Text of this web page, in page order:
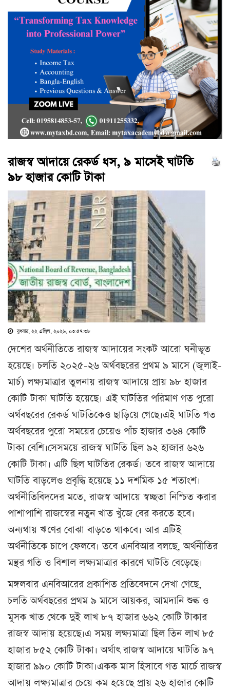
রাজস্ব আদায়ে রেকর্ড ধস, ৯ মাসেই ঘাটতি
৯৮ হাজার কোটি টাকা
বুধবার, ২২ এপ্রিল, ২০২৬, ০৩:৫৭:৩৮
দেশের অর্থনীতিতে রাজস্ব আদায়ের সংকট আরো ঘনীভূত
হয়েছে। চলতি ২০২৫-২৬ অর্থবছরের প্রথম ৯ মাসে (জুলাই-
মার্চ) লক্ষ্যমাত্রার তুলনায় রাজস্ব আদায়ে প্রায় ৯৮ হাজার
কোটি টাকা ঘাটতি হয়েছে। এই ঘাটতির পরিমাণ গত পুরো
অর্থবছরের রেকর্ড ঘাটতিকেও ছাড়িয়ে গেছে।এই ঘাটতি গত
অর্থবছরের পুরো সময়ের চেয়েও পাঁচ হাজার ৩৬৪ কোটি
টাকা বেশি।সেসময়ে রাজস্ব ঘাটতি ছিল ৯২ হাজার ৬২৬
কোটি টাকা। এটি ছিল ঘাটতির রেকর্ড। তবে রাজস্ব আদায়ে
ঘাটতি বাড়লেও প্রবৃদ্ধি হয়েছে ১১ দশমিক ১৫ শতাংশ।
অর্থনীতিবিদদের মতে, রাজস্ব আদায়ে স্বচ্ছতা নিশ্চিত করার
পাশাপাশি রাজস্বের নতুন খাত খুঁজে বের করতে হবে।
অন্যথায় ঋণের বোঝা বাড়তে থাকবে। আর এটিই
অর্থনীতিকে চাপে ফেলবে। তবে এনবিআর বলছে, অর্থনীতির
মন্থর গতি ও বিশাল লক্ষ্যমাত্রার কারণে ঘাটতি বেড়েছে।
মঙ্গলবার এনবিআরের প্রকাশিত প্রতিবেদনে দেখা গেছে,
চলতি অর্থবছরের প্রথম ৯ মাসে আয়কর, আমদানি শুল্ক ও
মূসক খাত থেকে দুই লাখ ৮৭ হাজার ৬৬২ কোটি টাকার
রাজস্ব আদায় হয়েছে।এ সময় লক্ষ্যমাত্রা ছিল তিন লাখ ৮৫
হাজার ৮৫২ কোটি টাকা। অর্থাৎ রাজস্ব আদায়ে ঘাটতি ৯৭
হাজার ৯৯০ কোটি টাকা।একক মাস হিসাবে গত মার্চে রাজস্ব
আদায় লক্ষ্যমাত্রার চেয়ে কম হয়েছে প্রায় ২৬ হাজার কোটি